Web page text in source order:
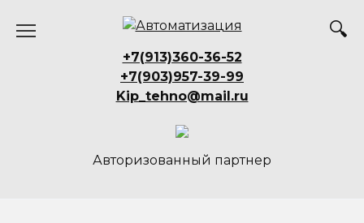
+7(913)360-36-52
+7(903)957-39-99
Kip_tehno@mail.ru
Авторизованный партнер